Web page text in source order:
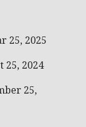
25, 2025
25, 2024
25,